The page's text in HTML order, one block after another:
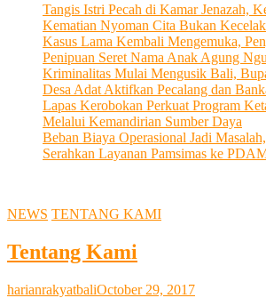
Tangis Istri Pecah di Kamar Jenazah,
Kematian Nyoman Cita Bukan
Kasus Lama Kembali Mengemuka,
Penipuan Seret Nama Anak Agung
Kriminalitas Mulai Mengusik Bali,
Desa Adat Aktifkan Pecalang dan
Lapas Kerobokan Perkuat Program
Melalui Kemandirian Sumber Daya
Beban Biaya Operasional Jadi
Serahkan Layanan Pamsimas ke
NEWS TENTANG KAMI
Tentang Kami
harianrakyatbaliOctober 29, 2017